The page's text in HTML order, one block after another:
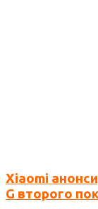
Xiaomi
G второго